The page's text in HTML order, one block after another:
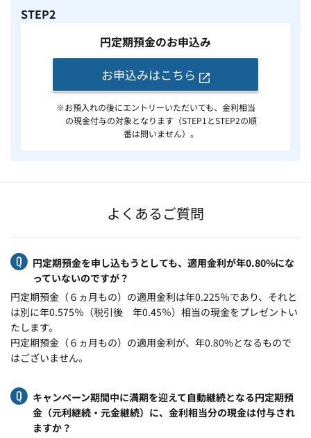
STEP2
円定期預金のお申込み
お申込みはこちら
※お預入れの後にエントリーいただいても、金利相当
の現金付与の対象となります（STEP1とSTEP2の順
番は問いません）。
よくあるご質問
円定期預金を申し込もうとしても、適用金利が年0.80%にな
っていないのですが？
円定期預金（６ヵ月もの）の適用金利は年0.225％であり、それと
は別に年0.575％（税引後 年0.45％）相当の現金をプレゼントい
たします。
円定期預金（６ヵ月もの）の適用金利が、年0.80%となるもので
はございません。
キャンペーン期間中に満期を迎えて自動継続となる円定期預
金（元利継続・元金継続）に、金利相当分の現金は付与され
ますか？